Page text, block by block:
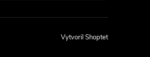
Vytvoril Shoptet